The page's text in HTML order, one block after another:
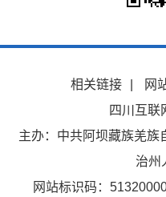
相关链接 网
四川互联
主办：中共阿坝藏族羌族
治州
网站标识码：